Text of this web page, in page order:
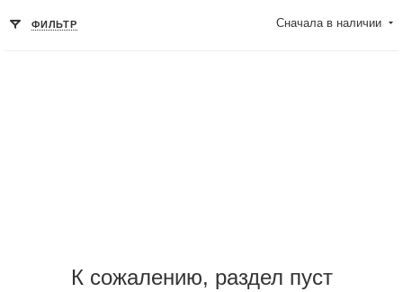
ФИЛЬТР Сначала в наличии
К сожалению, раздел пуст